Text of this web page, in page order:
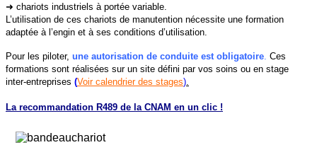
➜ chariots industriels à portée variable.
L’utilisation de ces chariots de manutention nécessite une formation
adaptée à l’engin et à ses conditions d’utilisation.
Pour les piloter, une autorisation de conduite est obligatoire Ces
formations sont réalisées sur un site défini par vos soins ou en stage
inter-entreprises (Voir calendrier des stages)
La recommandation R489 de la CNAM en un clic !